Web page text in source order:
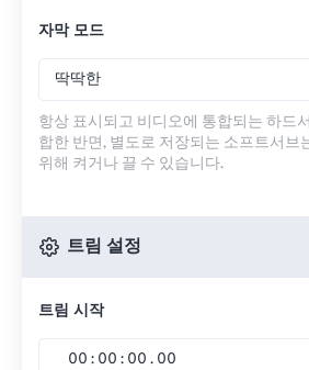
자막 모드
딱딱한
항상 표시되고 비디오에 통합되는 하드
합한 반면, 별도로 저장되는 소프트서브
위해 켜거나 끌 수 있습니다.
트림 설정
트림 시작
00 : 00 : 00 . 00